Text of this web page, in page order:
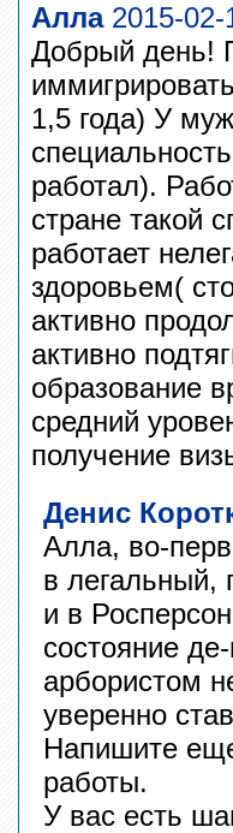
Алла2015-02-
Добрый день!
1,5 года) У
работал).
стране такой
работает
здоровьем(
активно
активно
образование
средний
получение
Денис
Алла, во-
в легальный,
и в
состояние
арбористом
уверенно
Напишите
работы.
У вас есть